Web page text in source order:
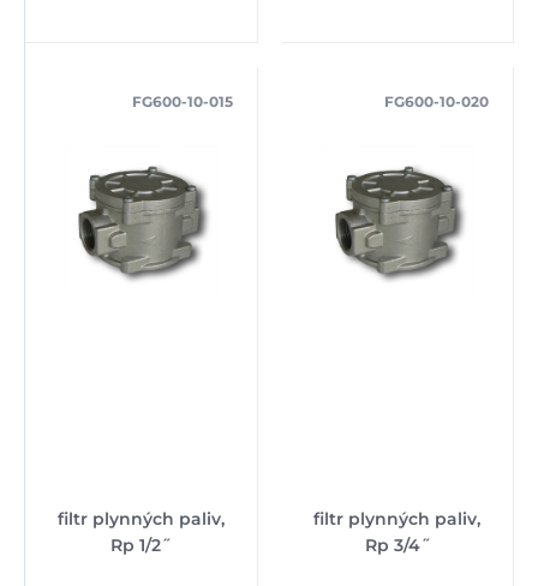
filtr plynných paliv,
Rp 1/2˝
FG600-10-015
filtr plynných paliv,
Rp 3/4˝
FG600-10-020